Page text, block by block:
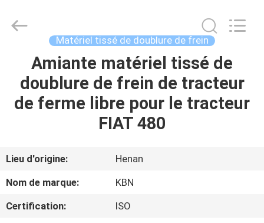
MAISON
PRODUITS
SUJET
DE
NOUS
Kebona
Industry
Matériel tissé de doublure de frein
Amiante matériel tissé de
doublure de frein de tracteur
de ferme libre pour le tracteur
FIAT 480
Lieu d'origine:
Henan
Nom de marque:
KBN
Certification:
ISO